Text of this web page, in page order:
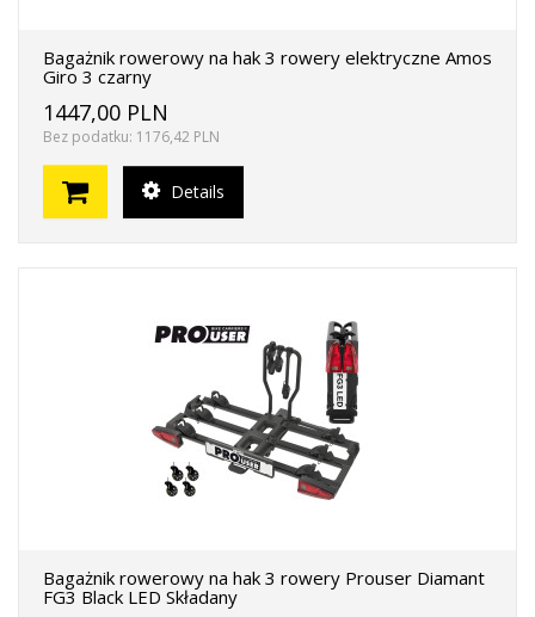
Bagażnik rowerowy na hak 3 rowery elektryczne Amos
Giro 3 czarny
1447,00 PLN
Bez podatku: 1176,42 PLN
Details
Bagażnik rowerowy na hak 3 rowery Prouser Diamant
FG3 Black LED Składany